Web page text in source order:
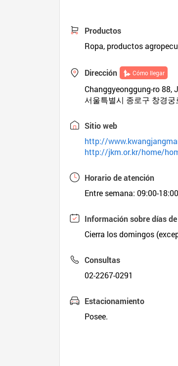
Productos
Ropa, productos
Dirección Cómo llegar
Changgyeonggung-ro 88,
서울특별시 종로구 창경궁
Sitio web
http://
http://jkm.or.kr/home/
Horario de atención
Entre semana: 09:00-
Información sobre días
Cierra los domingos
Consultas
02-2267-0291
Estacionamiento
Posee.